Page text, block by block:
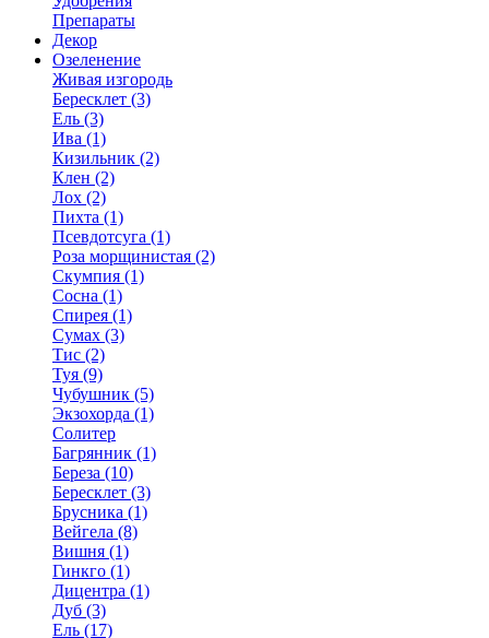
Препараты
Декор
Озеленение
Живая изгородь
Бересклет (3)
Ель (3)
Ива (1)
Кизильник (2)
Клен (2)
Лох (2)
Пихта (1)
Псевдотсуга (1)
Роза морщинистая (2)
Скумпия (1)
Сосна (1)
Спирея (1)
Сумах (3)
Тис (2)
Туя (9)
Чубушник (5)
Экзохорда (1)
Солитер
Багрянник (1)
Береза (10)
Бересклет (3)
Брусника (1)
Вейгела (8)
Вишня (1)
Гинкго (1)
Дицентра (1)
Дуб (3)
Ель (17)